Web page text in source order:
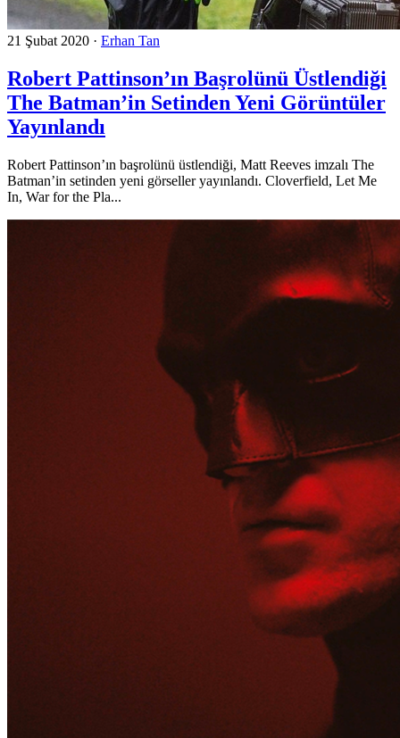
21 Şubat 2020 · Erhan Tan
Robert Pattinson’ın Başrolünü Üstlendiği
The Batman’in Setinden Yeni Görüntüler
Yayınlandı
Robert Pattinson’ın başrolünü üstlendiği, Matt Reeves imzalı The
Batman’in setinden yeni görseller yayınlandı. Cloverfield, Let Me
In, War for the Pla...